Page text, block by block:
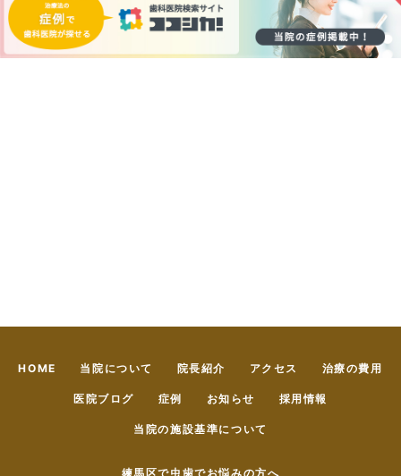
HOME 当院について 院長紹介 アクセス 治療の費用
医院ブログ 症例 お知らせ 採用情報
当院の施設基準について
練馬区で虫歯でお悩みの方へ